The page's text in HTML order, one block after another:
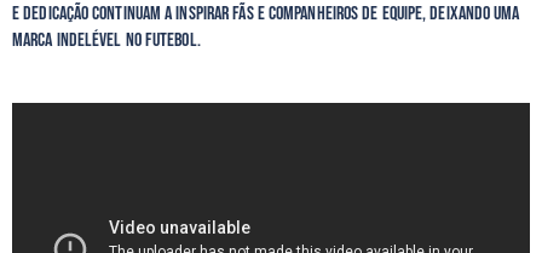
e dedicação continuam a inspirar fãs e companheiros de equipe, deixando uma
marca indelével no futebol.